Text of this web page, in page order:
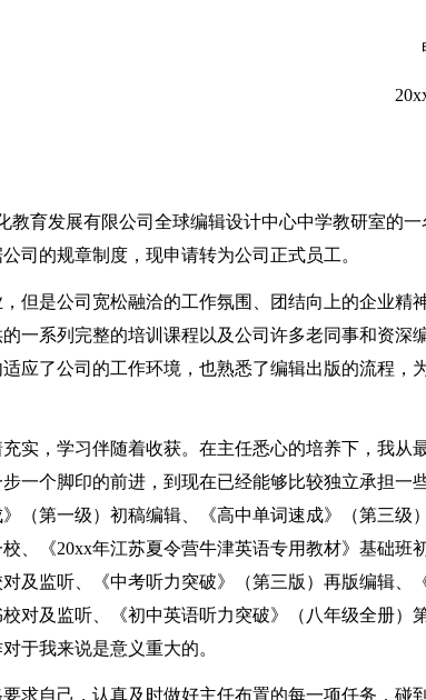
申
20xx
教育发展有限公司全球编辑设计中心中学教研室的一
司的规章制度，现申请转为公司正式员工。
但是公司宽松融洽的工作氛围、团结向上的企业精
一系列完整的培训课程以及公司许多老同事和资深
应了公司的工作环境，也熟悉了编辑出版的流程，
实，学习伴随着收获。在主任悉心的培养下，我从
一个脚印的前进，到现在已经能够比较独立承担一
（第一级）初稿编辑、《高中单词速成》（第三级
、《20xx年江苏夏令营牛津英语专用教材》基础班
及监听、《中考听力突破》（第三版）再版编辑、
对及监听、《初中英语听力突破》（八年级全册）
于我来说是意义重大的。
求自己，认真及时做好主任布置的每一项任务，碰